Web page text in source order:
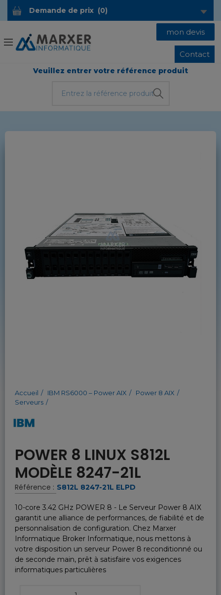
Demande de prix (0)
mon devis
Contact
Veuillez entrer votre référence produit
Accueil IBM RS6000 – Power AIX
Power 8 AIX
Serveurs
POWER 8 LINUX S812L
MODÈLE 8247-21L
Référence : S812L 8247-21L ELPD
10-core 3.42 GHz POWER 8 - Le Serveur Power 8 AIX
garantit une alliance de performances, de fiabilité et de
personnalisation de configuration. Chez Marxer
Informatique Broker Informatique, nous mettons à
votre disposition un serveur Power 8 reconditionné ou
de seconde main, prêt à satisfaire vos exigences
informatiques particulières